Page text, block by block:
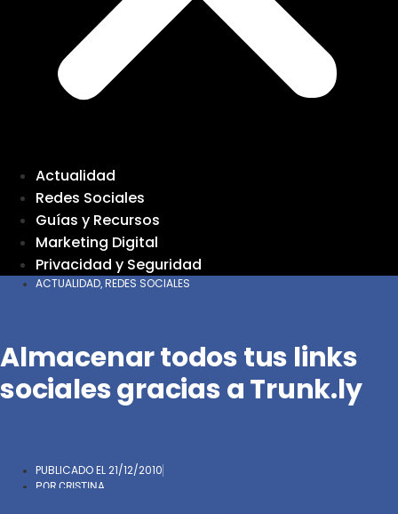
Actualidad
Redes Sociales
Guías y Recursos
Marketing Digital
Privacidad y Seguridad
ACTUALIDAD REDES SOCIALES
Almacenar todos tus links
sociales gracias a Trunk.ly
PUBLICADO EL21/12/2010
POR CRISTINA